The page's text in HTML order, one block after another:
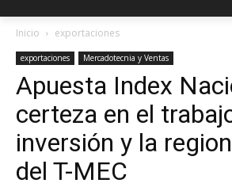
Inicio exportaciones
exportaciones Mercadotecnia y Ventas
Apuesta Index
certeza en el
inversión y la
del T-MEC